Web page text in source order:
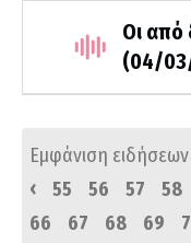
Οι από
(04/
Εμφάνιση ειδήσεων
‹
55 56 57 58
66
67 68 69